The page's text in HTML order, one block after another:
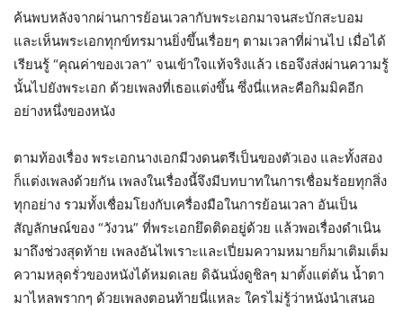
ค้นพบหลังจากผ่านการย้อนเวลากับพระเอกมาจนสะบักสะบอม
และเห็นพระเอกทุกข์ทรมานยิ่งขึ้นเรื่อยๆ ตามเวลาที่ผ่านไป เมื่อได้
เรียนรู้ “คุณค่าของเวลา” จนเข้าใจแท้จริงแล้ว เธอจึงส่งผ่านความรู้
นั้นไปยังพระเอก ด้วยเพลงที่เธอแต่งขึ้น ซึ่งนี่แหละคือกิมมิคอีก
อย่างหนึ่งของหนัง
ตามท้องเรื่อง พระเอกนางเอกมีวงดนตรีเป็นของตัวเอง และทั้งสอง
ก็แต่งเพลงด้วยกัน เพลงในเรื่องนี้จึงมีบทบาทในการเชื่อมร้อยทุกสิ่ง
ทุกอย่าง รวมทั้งเชื่อมโยงกับเครื่องมือในการย้อนเวลา อันเป็น
สัญลักษณ์ของ “วังวน” ที่พระเอกยึดติดอยู่ด้วย แล้วพอเรื่องดำเนิน
มาถึงช่วงสุดท้าย เพลงอันไพเราะและเปี่ยมความหมายก็มาเติมเต็ม
ความหลุดรั่วของหนังได้หมดเลย ดิฉันนั่งดูชิลๆ มาตั้งแต่ต้น น้ำตา
มาไหลพรากๆ ด้วยเพลงตอนท้ายนี่แหละ ใครไม่รู้ว่าหนังนำเสนอ